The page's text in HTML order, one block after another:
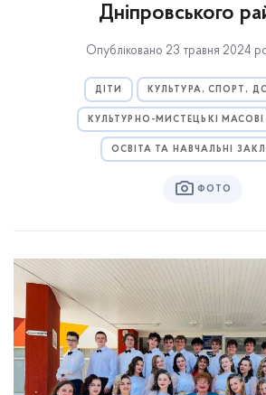
Дніпровського
Опубліковано 23 травня 2024
ДІТИ КУЛЬТУРА, СПОРТ,
КУЛЬТУРНО-МИСТЕЦЬКІ
ОСВІТА ТА НАВЧАЛЬНІ
ФОТО